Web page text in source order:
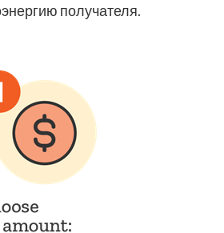
получателя.